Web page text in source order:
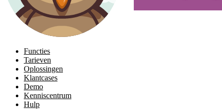
Functies
Tarieven
Oplossingen
Klantcases
Demo
Kenniscentrum
Hulp